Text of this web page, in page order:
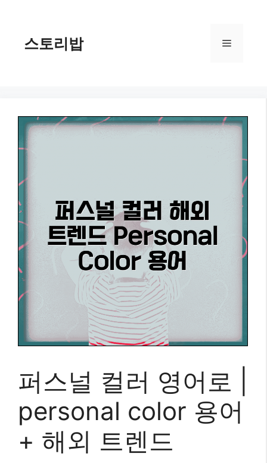
스토리밥 메
퍼스널 컬러 영어로 |
personal color 용어
+ 해외 트렌드